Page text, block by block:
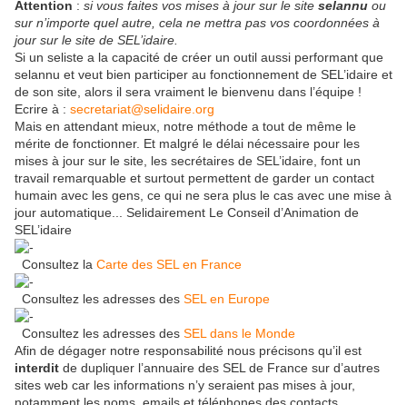
Attention : si vous faites vos mises à jour sur le site selannu ou
sur n’importe quel autre, cela ne mettra pas vos coordonnées à
jour sur le site de SEL’idaire.
Si un seliste a la capacité de créer un outil aussi performant que
selannu et veut bien participer au fonctionnement de SEL’idaire et
de son site, alors il sera vraiment le bienvenu dans l’équipe !
Ecrire à : secretariat@selidaire.org
Mais en attendant mieux, notre méthode a tout de même le
mérite de fonctionner. Et malgré le délai nécessaire pour les
mises à jour sur le site, les secrétaires de SEL’idaire, font un
travail remarquable et surtout permettent de garder un contact
humain avec les gens, ce qui ne sera plus le cas avec une mise à
jour automatique... Selidairement Le Conseil d’Animation de
SEL’idaire
Consultez la Carte des SEL en France
Consultez les adresses des SEL en Europe
Consultez les adresses des SEL dans le Monde
Afin de dégager notre responsabilité nous précisons qu’il est
interdit de dupliquer l’annuaire des SEL de France sur d’autres
sites web car les informations n’y seraient pas mises à jour,
notamment les noms, emails et téléphones des contacts.